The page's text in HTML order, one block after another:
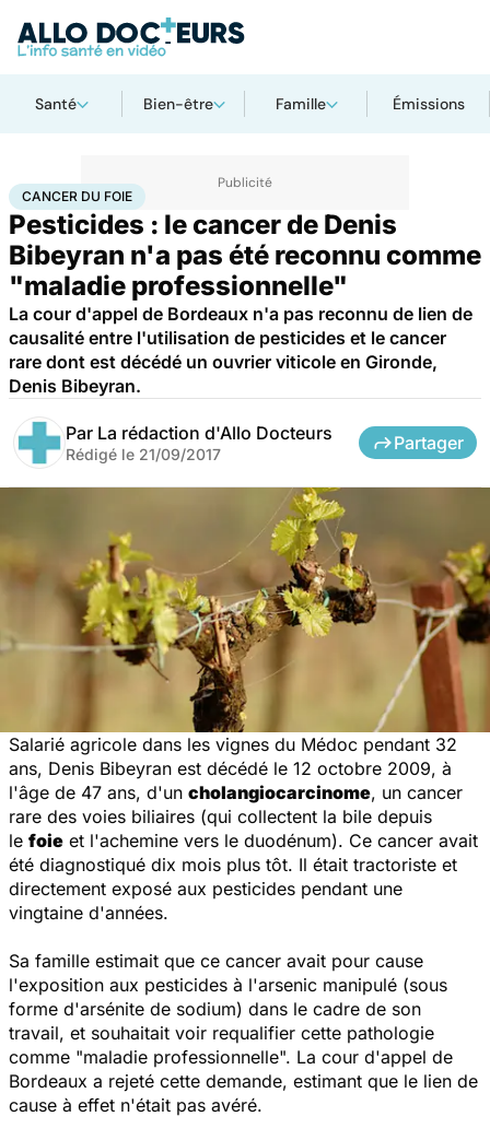
Santé Bien-être Famille Émissions
AccueilSanté Maladies Cancer du foie
CANCER DU FOIE
Pesticides : le cancer de Denis
Bibeyran n'a pas été reconnu comme
"maladie professionnelle"
La cour d'appel de Bordeaux n'a pas reconnu de lien de
causalité entre l'utilisation de pesticides et le cancer
rare dont est décédé un ouvrier viticole en Gironde,
Denis Bibeyran.
Par La rédaction d'Allo Docteurs
Rédigé le 21/09/2017
Partager
Salarié agricole dans les vignes du Médoc pendant 32
ans, Denis Bibeyran est décédé le 12 octobre 2009, à
l'âge de 47 ans, d'un cholangiocarcinome, un cancer
rare des voies biliaires (qui collectent la bile depuis
le foie et l'achemine vers le duodénum). Ce cancer avait
été diagnostiqué dix mois plus tôt. Il était tractoriste et
directement exposé aux pesticides pendant une
vingtaine d'années.
Sa famille estimait que ce cancer avait pour cause
l'exposition aux pesticides à l'arsenic manipulé (sous
forme d'arsénite de sodium) dans le cadre de son
travail, et souhaitait voir requalifier cette pathologie
comme "maladie professionnelle". La cour d'appel de
Bordeaux a rejeté cette demande, estimant que le lien de
cause à effet n'était pas avéré.